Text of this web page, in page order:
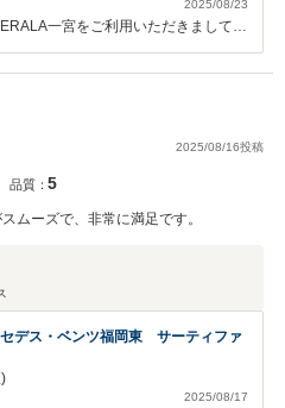
2025/08/23
一宮をご利用いただきまして誠
のような高い評価のクチコミを頂
事でしたらなんでもお気軽にご相
合いどうぞよろしくお願いしま
2025/08/16投稿
品質：5
ムーズで、非常に満足です。
デス・ベンツ福岡東 サーティファ
2025/08/17